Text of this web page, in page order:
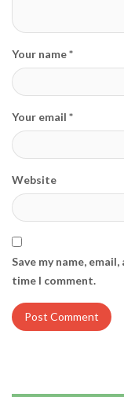
Your name *
Your email *
Website
Save my name,
time I comment.